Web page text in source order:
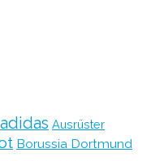
adidas Ausrüster
Borussia Dortmund